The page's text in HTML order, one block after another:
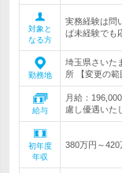
対象と
なる方
実務経験は問
ば未経験でも
勤務地
埼玉県さいた
所 【変更の
給与
月給：
慮し優遇いた
初年度
年収
380万円～420